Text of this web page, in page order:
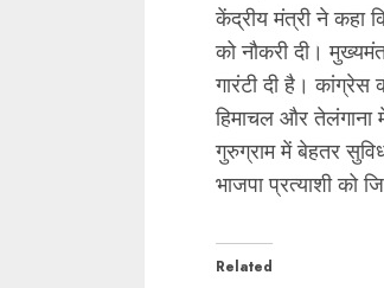
केंद्रीय मंत्री ने कहा
को नौकरी दी।
गारंटी दी है। कांग्रेस
हिमाचल और तेलंगाना
गुरुग्राम में बेहतर
भाजपा प्रत्याशी को
Related